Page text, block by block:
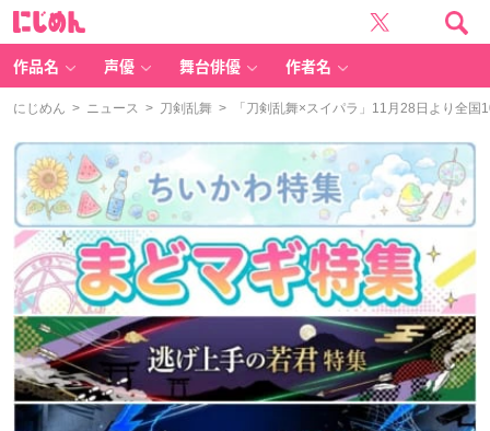
作品名 声優 舞台俳優 作者名
にじめん > ニュース > 刀剣乱舞 > 「刀剣乱舞×スイパラ」11月28日より全国